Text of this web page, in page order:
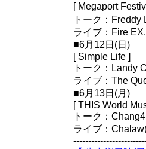
[ Megaport
トーク：
ライブ：Fire
■6月12日(日)
[ Simple Life ]
トーク：Landy
ライブ：The
■6月13日(月)
[ THIS World
トーク：
ライブ：